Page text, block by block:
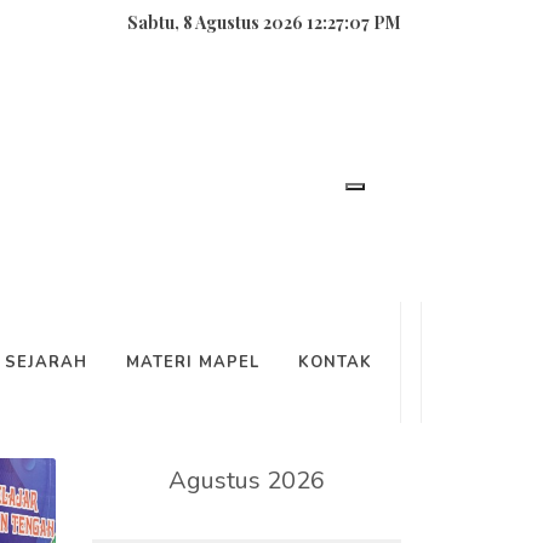
Sabtu, 8 Agustus 2026 12:27:08 PM
SEJARAH MATERI MAPEL KONTAK
Agustus 2026